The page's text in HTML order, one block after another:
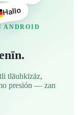
Hallo
ANDROID
tlāuhkīzāz,
presión — zan